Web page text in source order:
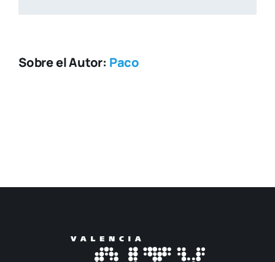
Sobre el Autor: Paco